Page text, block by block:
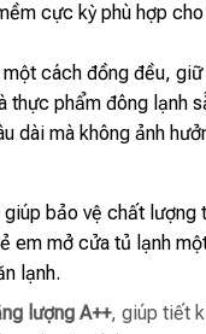
cực kỳ phù hợp
cách đồng đều,
thực phẩm đông lạnh
dài mà không ảnh
bảo vệ chất
em mở cửa tủ lạnh
lạnh.
lượng A++, giúp tiết